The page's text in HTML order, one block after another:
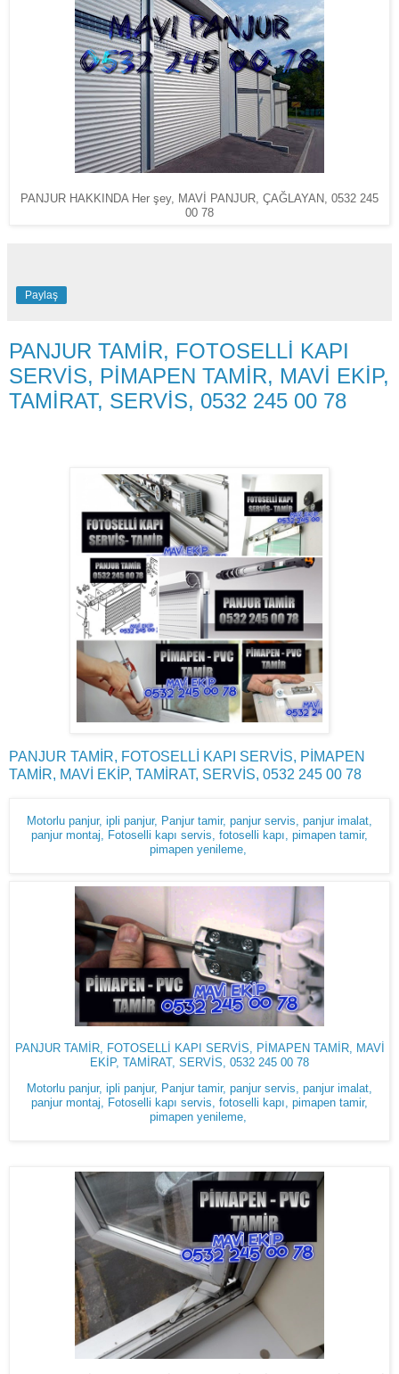
PANJUR HAKKINDA Her şey, MAVİ PANJUR, ÇAĞLAYAN, 0532 245
00 78
Paylaş
PANJUR TAMİR, FOTOSELLİ KAPI
SERVİS, PİMAPEN TAMİR, MAVİ EKİP,
TAMİRAT, SERVİS, 0532 245 00 78
PANJUR TAMİR, FOTOSELLİ KAPI SERVİS, PİMAPEN
TAMİR, MAVİ EKİP, TAMİRAT, SERVİS, 0532 245 00 78
Motorlu panjur, ipli panjur, Panjur tamir, panjur servis, panjur imalat,
panjur montaj, Fotoselli kapı servis, fotoselli kapı, pimapen tamir,
pimapen yenileme,
PANJUR TAMİR, FOTOSELLİ KAPI SERVİS, PİMAPEN TAMİR, MAVİ
EKİP, TAMİRAT, SERVİS, 0532 245 00 78
Motorlu panjur, ipli panjur, Panjur tamir, panjur servis, panjur imalat,
panjur montaj, Fotoselli kapı servis, fotoselli kapı, pimapen tamir,
pimapen yenileme,